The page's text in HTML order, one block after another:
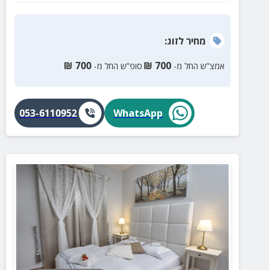
מחירלזוג:
אמצ”ש החל מ- 700
₪ סופ”ש החל מ- 700
₪
WhatsApp
053-6110952